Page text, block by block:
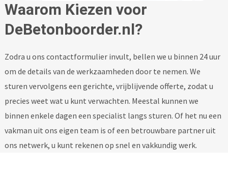
Waarom Kiezen voor
DeBetonboorder.nl?
Zodra u ons contactformulier invult, bellen we u binnen 24 uur
om de details van de werkzaamheden door te nemen. We
sturen vervolgens een gerichte, vrijblijvende offerte, zodat u
precies weet wat u kunt verwachten. Meestal kunnen we
binnen enkele dagen een specialist langs sturen. Of het nu een
vakman uit ons eigen team is of een betrouwbare partner uit
ons netwerk, u kunt rekenen op snel en vakkundig werk.